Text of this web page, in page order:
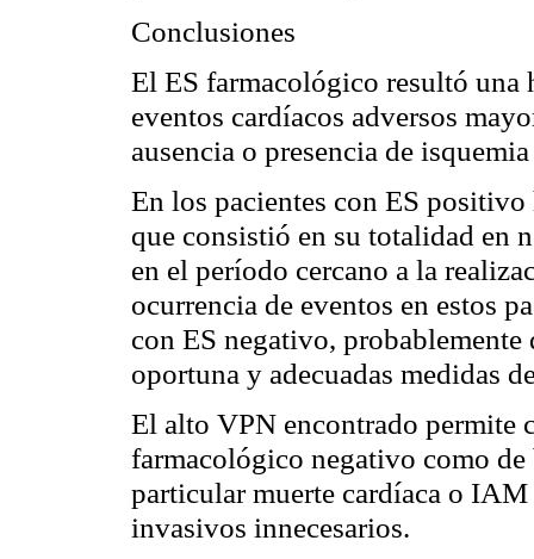
Conclusiones
El ES farmacológico resultó una
eventos cardíacos adversos
ausencia o presencia de
En los pacientes con ES
que consistió en su totalidad en
en el período cercano a la
ocurrencia de eventos en estos
con ES negativo,
oportuna y adecuadas medidas
El alto VPN encontrado permite
farmacológico negativo como
particular muerte cardíaca o
invasivos innecesarios.